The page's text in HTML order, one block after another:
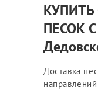
ПЕСОК
Доставка